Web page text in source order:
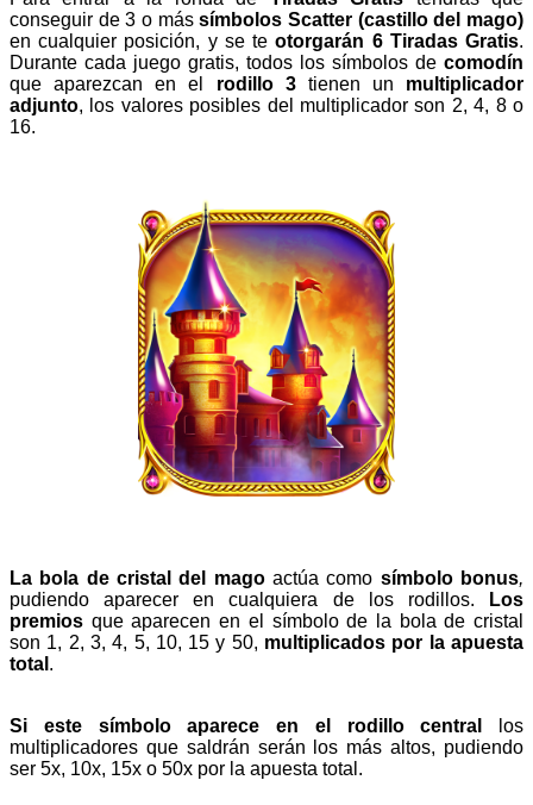
conseguir de 3 o mássímbolos Scatter (castillo del mago)
en cualquier posición, y se teotorgarán 6 Tiradas Gratis.
Durante cada juego gratis, todos los símbolos de comodín
que aparezcan en el rodillo 3 tienen un multiplicador
adjunto, los valores posibles del multiplicador son 2, 4, 8 o
16.
La bola de cristal del magoactúa como símbolo bonus,
pudiendo
aparecer en cualquiera de los rodillos.
Los
premios que aparecen en el símbolo de la bola de cristal
son 1, 2, 3, 4, 5, 10, 15 y 50, multiplicados por la apuesta
total .
Si este símbolo aparece en el rodillo central
los
multiplicadores que saldrán serán los más altos, pudiendo
ser 5x, 10x, 15x o 50x por la apuesta total.